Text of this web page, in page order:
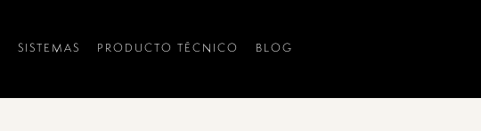
SISTEMAS PRODUCTO TÉCNICO BLOG